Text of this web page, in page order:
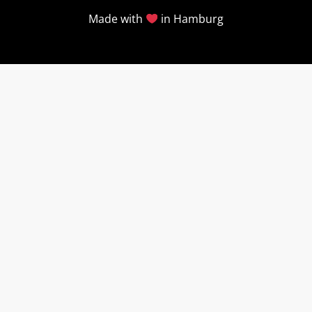
Made with in Hamburg